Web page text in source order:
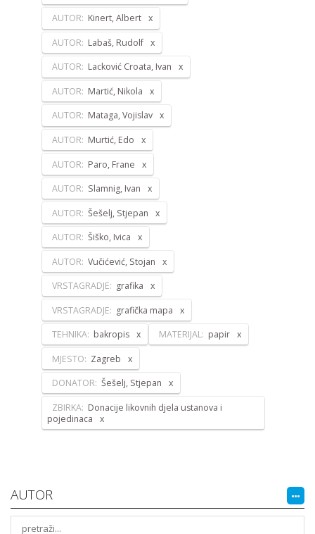
AUTOR: Kinert, Albert
AUTOR: Labaš, Rudolf
AUTOR: Lacković Croata, Ivan
AUTOR: Martić, Nikola
AUTOR: Mataga, Vojislav
AUTOR: Murtić, Edo
AUTOR: Paro, Frane
AUTOR: Slamnig, Ivan
AUTOR: Šešelj, Stjepan
AUTOR: Šiško, Ivica
AUTOR: Vučićević, Stojan
VRSTAGRADJE: grafika
VRSTAGRADJE: grafička mapa
TEHNIKA: bakropis MATERIJAL: papir
MJESTO: Zagreb
DONATOR: Šešelj, Stjepan
ZBIRKA: Donacije likovnih djela ustanova i
pojedinaca
AUTOR